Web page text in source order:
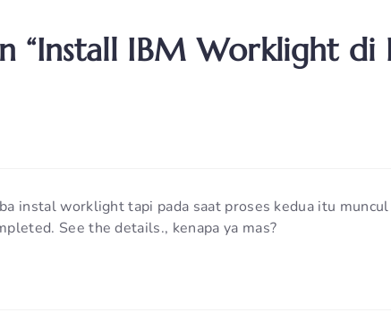
“Install IBM Worklight di
instal worklight tapi pada saat proses kedua itu
See the details., kenapa ya mas?